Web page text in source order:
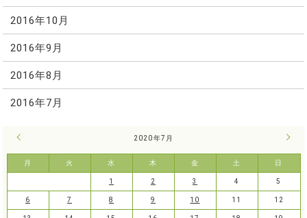
2016年10月
2016年9月
2016年8月
2016年7月
2020年7月
月 火 水 木 金 土 日
8月
1 2 3 4 5
6 7 8 9 10 11 12